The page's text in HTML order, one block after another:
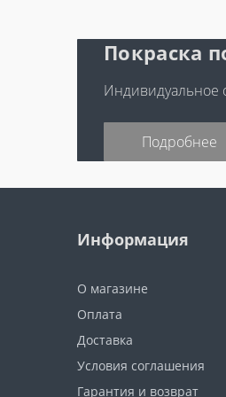
Покраска
Индивидуальное
Подробнее
Информация
О магазине
Оплата
Доставка
Условия соглашения
Гарантия и возврат